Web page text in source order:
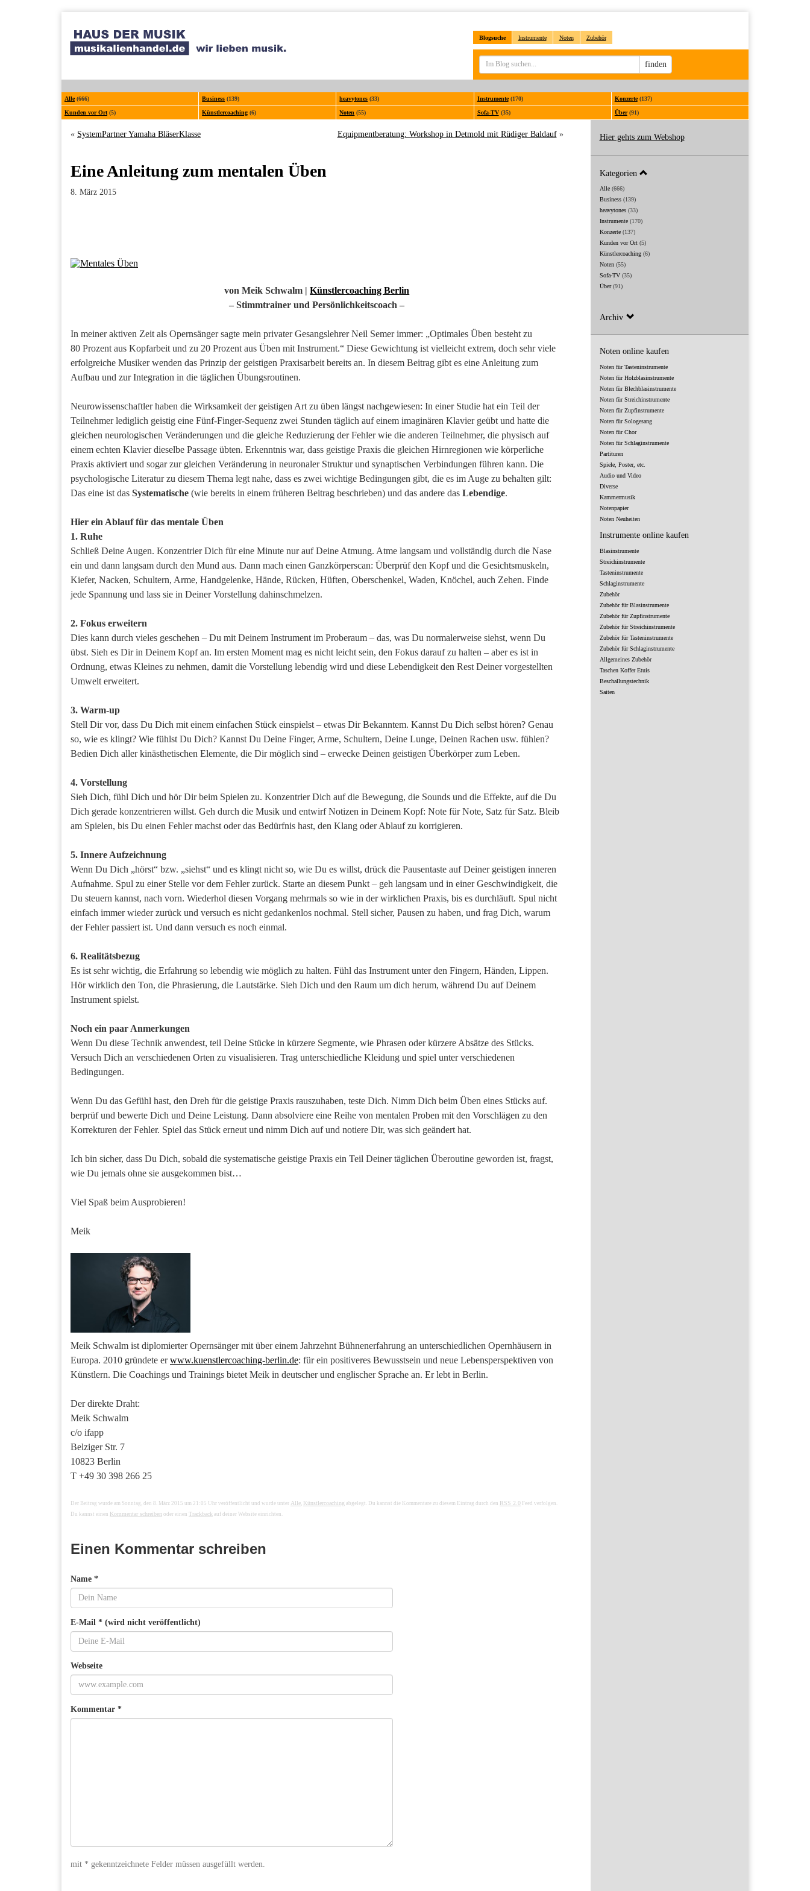
Blogsuche Instrumente Noten Zubehör
Sucheingabe
finden
Alle(666) Business (139) heavytones (33) Instrumente(170) Konzerte(137)
Kunden vor Ort (5) Künstlercoaching (6) Noten (55) Sofa-TV(35) Über(91)
« SystemPartner Yamaha BläserKlasse Equipmentberatung: Workshop in Detmold mit Rüdiger Baldauf»
Eine Anleitung zum mentalen Üben
8. März 2015
von Meik Schwalm |Künstlercoaching Berlin
– Stimmtrainer und Persönlichkeitscoach –
In meiner aktiven Zeit als Opernsänger sagte mein privater Gesangslehrer Neil Semer immer: „Optimales Üben besteht zu
80 Prozent aus Kopfarbeit und zu 20 Prozent aus Üben mit Instrument.“ Diese Gewichtung ist vielleicht extrem, doch sehr viele
erfolgreiche Musiker wenden das Prinzip der geistigen Praxisarbeit bereits an. In diesem Beitrag gibt es eine Anleitung zum
Aufbau und zur Integration in die täglichen Übungsroutinen.
Neurowissenschaftler haben die Wirksamkeit der geistigen Art zu üben längst nachgewiesen: In einer Studie hat ein Teil der
Teilnehmer lediglich geistig eine Fünf-Finger-Sequenz zwei Stunden täglich auf einem imaginären Klavier geübt und hatte die
gleichen neurologischen Veränderungen und die gleiche Reduzierung der Fehler wie die anderen Teilnehmer, die physisch auf
einem echten Klavier dieselbe Passage übten. Erkenntnis war, dass geistige Praxis die gleichen Hirnregionen wie körperliche
Praxis aktiviert und sogar zur gleichen Veränderung in neuronaler Struktur und synaptischen Verbindungen führen kann. Die
psychologische Literatur zu diesem Thema legt nahe, dass es zwei wichtige Bedingungen gibt, die es im Auge zu behalten gilt:
Das eine ist das Systematische (wie bereits in einem früheren Beitrag beschrieben) und das andere das Lebendige.
Hier ein Ablauf für das mentale Üben
1. Ruhe
Schließ Deine Augen. Konzentrier Dich für eine Minute nur auf Deine Atmung. Atme langsam und vollständig durch die Nase
ein und dann langsam durch den Mund aus. Dann mach einen Ganzkörperscan: Überprüf den Kopf und die Gesichtsmuskeln,
Kiefer, Nacken, Schultern, Arme, Handgelenke, Hände, Rücken, Hüften, Oberschenkel, Waden, Knöchel, auch Zehen. Finde
jede Spannung und lass sie in Deiner Vorstellung dahinschmelzen.
2. Fokus erweitern
Dies kann durch vieles geschehen – Du mit Deinem Instrument im Proberaum – das, was Du normalerweise siehst, wenn Du
übst. Sieh es Dir in Deinem Kopf an. Im ersten Moment mag es nicht leicht sein, den Fokus darauf zu halten – aber es ist in
Ordnung, etwas Kleines zu nehmen, damit die Vorstellung lebendig wird und diese Lebendigkeit den Rest Deiner vorgestellten
Umwelt erweitert.
3. Warm-up
Stell Dir vor, dass Du Dich mit einem einfachen Stück einspielst – etwas Dir Bekanntem. Kannst Du Dich selbst hören? Genau
so, wie es klingt? Wie fühlst Du Dich? Kannst Du Deine Finger, Arme, Schultern, Deine Lunge, Deinen Rachen usw. fühlen?
Bedien Dich aller kinästhetischen Elemente, die Dir möglich sind – erwecke Deinen geistigen Überkörper zum Leben.
4. Vorstellung
Sieh Dich, fühl Dich und hör Dir beim Spielen zu. Konzentrier Dich auf die Bewegung, die Sounds und die Effekte, auf die Du
Dich gerade konzentrieren willst. Geh durch die Musik und entwirf Notizen in Deinem Kopf: Note für Note, Satz für Satz. Bleib
am Spielen, bis Du einen Fehler machst oder das Bedürfnis hast, den Klang oder Ablauf zu korrigieren.
5. Innere Aufzeichnung
Wenn Du Dich „hörst“ bzw. „siehst“ und es klingt nicht so, wie Du es willst, drück die Pausentaste auf Deiner geistigen inneren
Aufnahme. Spul zu einer Stelle vor dem Fehler zurück. Starte an diesem Punkt – geh langsam und in einer Geschwindigkeit, die
Du steuern kannst, nach vorn. Wiederhol diesen Vorgang mehrmals so wie in der wirklichen Praxis, bis es durchläuft. Spul nicht
einfach immer wieder zurück und versuch es nicht gedankenlos nochmal. Stell sicher, Pausen zu haben, und frag Dich, warum
der Fehler passiert ist. Und dann versuch es noch einmal.
6. Realitätsbezug
Es ist sehr wichtig, die Erfahrung so lebendig wie möglich zu halten. Fühl das Instrument unter den Fingern, Händen, Lippen.
Hör wirklich den Ton, die Phrasierung, die Lautstärke. Sieh Dich und den Raum um dich herum, während Du auf Deinem
Instrument spielst.
Noch ein paar Anmerkungen
Wenn Du diese Technik anwendest, teil Deine Stücke in kürzere Segmente, wie Phrasen oder kürzere Absätze des Stücks.
Versuch Dich an verschiedenen Orten zu visualisieren. Trag unterschiedliche Kleidung und spiel unter verschiedenen
Bedingungen.
Wenn Du das Gefühl hast, den Dreh für die geistige Praxis rauszuhaben, teste Dich. Nimm Dich beim Üben eines Stücks auf.
berprüf und bewerte Dich und Deine Leistung. Dann absolviere eine Reihe von mentalen Proben mit den Vorschlägen zu den
Korrekturen der Fehler. Spiel das Stück erneut und nimm Dich auf und notiere Dir, was sich geändert hat.
Ich bin sicher, dass Du Dich, sobald die systematische geistige Praxis ein Teil Deiner täglichen Überoutine geworden ist, fragst,
wie Du jemals ohne sie ausgekommen bist…
Viel Spaß beim Ausprobieren!
Meik
Meik Schwalm ist diplomierter Opernsänger mit über einem Jahrzehnt Bühnenerfahrung an unterschiedlichen Opernhäusern in
Europa. 2010 gründete erwww.kuenstlercoaching-berlin.de: für ein positiveres Bewusstsein und neue Lebensperspektiven von
Künstlern. Die Coachings und Trainings bietet Meik in deutscher und englischer Sprache an. Er lebt in Berlin.
Der direkte Draht:
Meik Schwalm
c/o ifapp
Belziger Str. 7
10823 Berlin
T +49 30 398 266 25
Der Beitrag wurde am Sonntag, den 8. März 2015 um 21:05 Uhr veröffentlicht und wurde unter Alle Künstlercoaching abgelegt. Du kannst die Kommentare zu diesem Eintrag durch den RSS 2.0 Feed verfolgen.
Du kannst einen Kommentar schreiben oder einen Trackback auf deiner Website einrichten.
Einen Kommentar schreiben
Name *
E-Mail * (wird nicht veröffentlicht)
Webseite
Kommentar *
mit * gekenntzeichnete Felder müssen ausgefüllt werden.
Hier gehts zum Webshop
Kategorien
Alle(666)
Business(139)
heavytones(33)
Instrumente(170)
Konzerte(137)
Kunden vor Ort(5)
Künstlercoaching(6)
Noten(55)
Sofa-TV(35)
Über(91)
Archiv
Noten online kaufen
Noten für Tasteninstrumente
Noten für Holzblasinstrumente
Noten für Blechblasinstrumente
Noten für Streichinstrumente
Noten für Zupfinstrumente
Noten für Sologesang
Noten für Chor
Noten für Schlaginstrumente
Partituren
Spiele, Poster, etc.
Audio und Video
Diverse
Kammermusik
Notenpapier
Noten Neuheiten
Instrumente online kaufen
Blasinstrumente
Streichinstrumente
Tasteninstrumente
Schlaginstrumente
Zubehör
Zubehör für Blasinstrumente
Zubehör für Zupfinstrumente
Zubehör für Streichinstrumente
Zubehör für Tasteninstrumente
Zubehör für Schlaginstrumente
Allgemeines Zubehör
Taschen Koffer Etuis
Beschallungstechnik
Saiten